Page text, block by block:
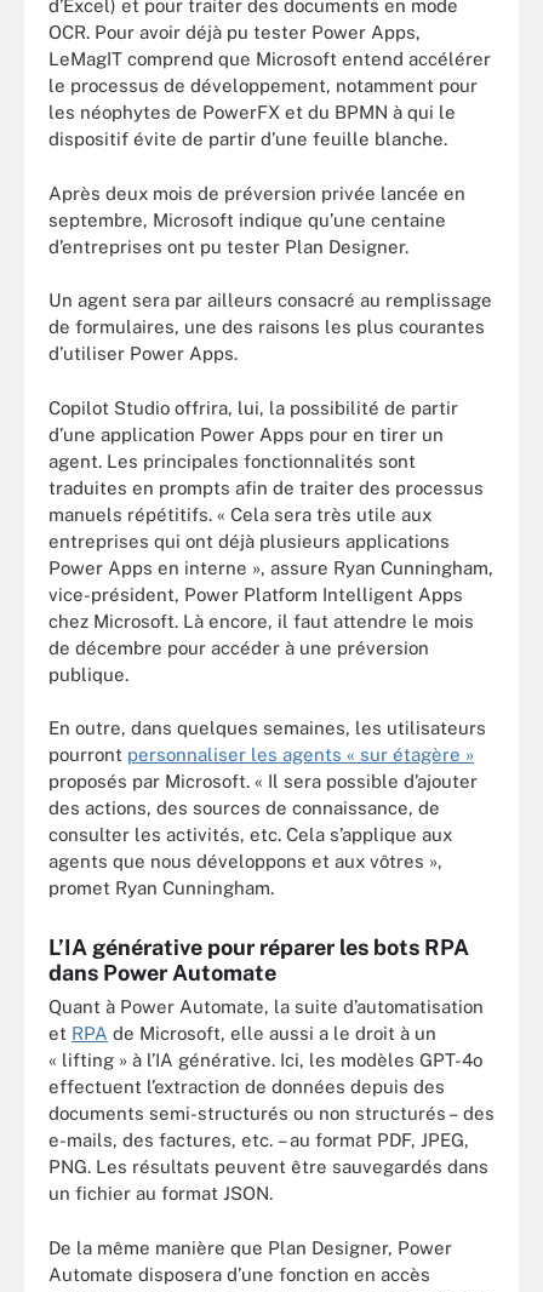
d’Excel) et pour traiter des documents en mode
OCR. Pour avoir déjà pu tester Power Apps,
LeMagIT comprend que Microsoft entend accélérer
le processus de développement, notamment pour
les néophytes de PowerFX et du BPMN à qui le
dispositif évite de partir d’une feuille blanche.
Après deux mois de préversion privée lancée en
septembre, Microsoft indique qu’une centaine
d’entreprises ont pu tester Plan Designer.
Un agent sera par ailleurs consacré au remplissage
de formulaires, une des raisons les plus courantes
d’utiliser Power Apps.
Copilot Studio offrira, lui, la possibilité de partir
d’une application Power Apps pour en tirer un
agent. Les principales fonctionnalités sont
traduites en prompts afin de traiter des processus
manuels répétitifs. « Cela sera très utile aux
entreprises qui ont déjà plusieurs applications
Power Apps en interne », assure Ryan Cunningham,
vice-président, Power Platform Intelligent Apps
chez Microsoft. Là encore, il faut attendre le mois
de décembre pour accéder à une préversion
publique.
En outre, dans quelques semaines, les utilisateurs
pourront personnaliser les agents « sur étagère »
proposés par Microsoft. « Il sera possible d’ajouter
des actions, des sources de connaissance, de
consulter les activités, etc. Cela s’applique aux
agents que nous développons et aux vôtres »,
promet Ryan Cunningham.
L’IA générative pour réparer les bots RPA
dans Power Automate
Quant à Power Automate, la suite d’automatisation
et RPA de Microsoft, elle aussi a le droit à un
« lifting » à l’IA générative. Ici, les modèles GPT-4o
effectuent l’extraction de données depuis des
documents semi-structurés ou non structurés – des
e-mails, des factures, etc. – au format PDF, JPEG,
PNG. Les résultats peuvent être sauvegardés dans
un fichier au format JSON.
De la même manière que Plan Designer, Power
Automate disposera d’une fonction en accès